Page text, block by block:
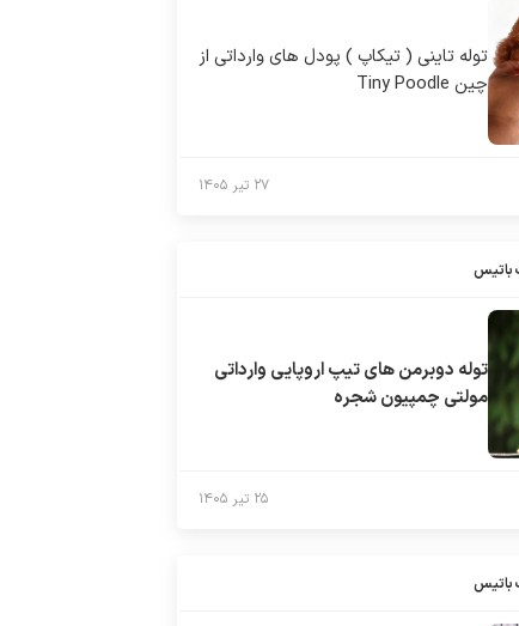
توله تاینی ( تیکاپ ) پودل های وارداتی از
چین Tiny Poodle
۲۷ تیر ۱۴۰۵
باتیس
توله دوبرمن های تیپ اروپایی وارداتی
مولتی چمپیون شجره
۲۵ تیر ۱۴۰۵
باتیس